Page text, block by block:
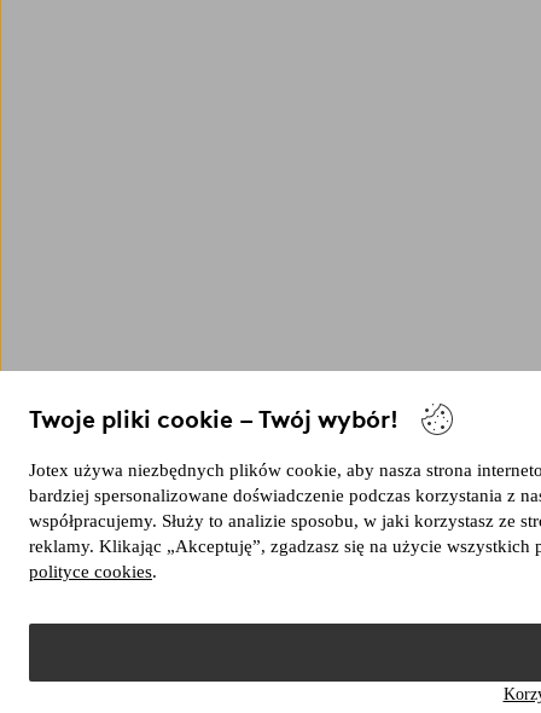
Twoje pliki cookie – Twój wybór!
Jotex używa niezbędnych plików cookie, aby nasza strona
bardziej spersonalizowane doświadczenie podczas korzystania z
współpracujemy. Służy to analizie sposobu, w jaki korzystasz ze
reklamy. Klikając „Akceptuję”, zgadzasz się na użycie
polityce cookies.